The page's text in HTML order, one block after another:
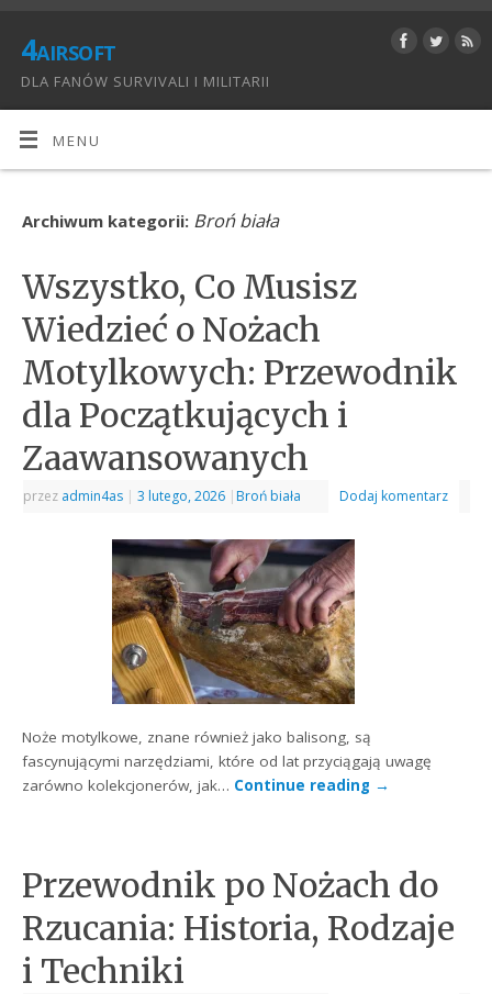
4airsoft
DLA FANÓW SURVIVALI I MILITARII
MENU
Archiwum kategorii: Broń biała
Wszystko, Co Musisz
Wiedzieć o Nożach
Motylkowych: Przewodnik
dla Początkujących i
Zaawansowanych
przez admin4as | 3 lutego, 2026 | Broń biała Dodaj komentarz
Noże motylkowe, znane również jako balisong, są
fascynującymi narzędziami, które od lat przyciągają uwagę
zarówno kolekcjonerów, jak… Continue reading →
Przewodnik po Nożach do
Rzucania: Historia, Rodzaje
i Techniki